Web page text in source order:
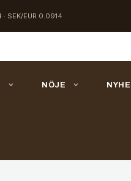
SEK/EUR 0.0914
NÖJE